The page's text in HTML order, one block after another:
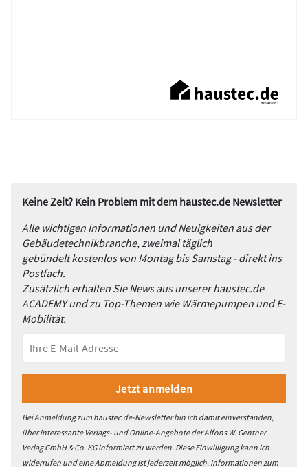
Keine Zeit? Kein Problem mit dem haustec.de Newsletter
Alle wichtigen Informationen und Neuigkeiten aus der
Gebäudetechnikbranche, zweimal täglich
gebündelt kostenlos von Montag bis Samstag - direkt ins
Postfach.
Zusätzlich erhalten Sie News aus unserer haustec.de
ACADEMY und zu Top-Themen wie Wärmepumpen und E-
Mobilität.
Bei Anmeldung zum haustec.de-Newsletter bin ich damit einverstanden,
über interessante Verlags- und Online-Angebote der Alfons W. Gentner
Verlag GmbH & Co. KG informiert zu werden. Diese Einwilligung kann ich
widerrufen und eine Abmeldung ist jederzeit möglich. Informationen zum